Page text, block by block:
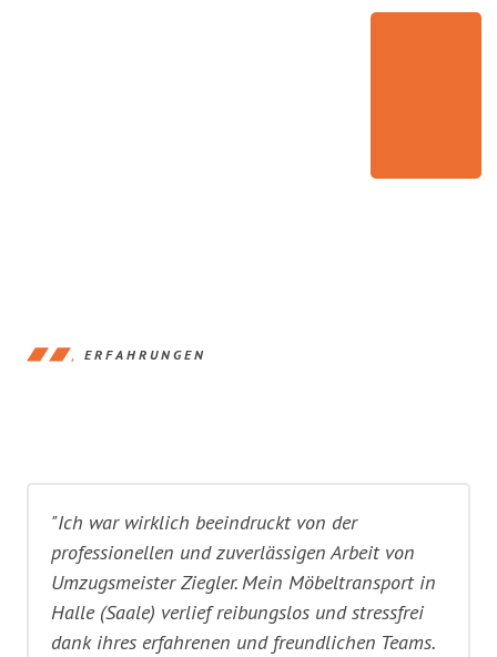
ERFAHRUNGEN
"Ich war wirklich beeindruckt von der
professionellen und zuverlässigen Arbeit von
Umzugsmeister Ziegler. Mein Möbeltransport in
Halle (Saale) verlief reibungslos und stressfrei
dank ihres erfahrenen und freundlichen Teams.